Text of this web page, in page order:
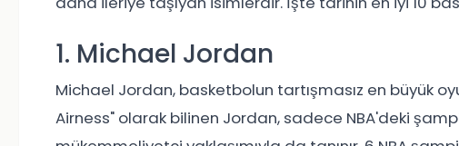
1. Michael Jordan
Michael Jordan, basketbolun tartışmasız en büyük
Airness" olarak bilinen Jordan, sadece NBA'deki